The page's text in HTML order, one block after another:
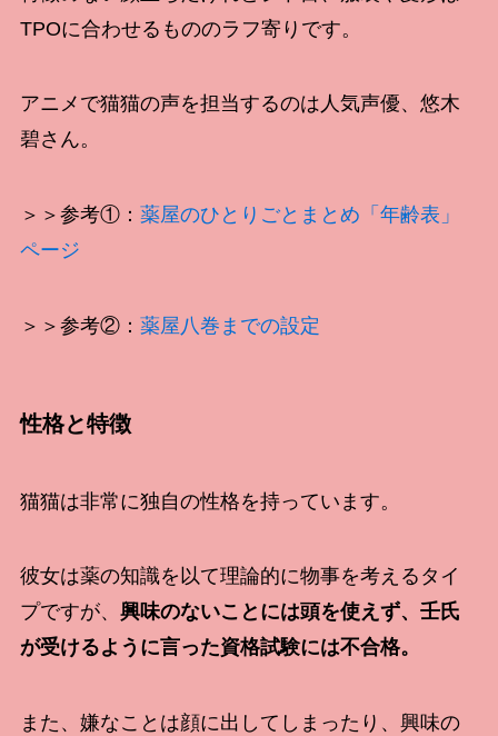
TPOに合わせるもののラフ寄りです。
アニメで猫猫の声を担当するのは人気声優、悠木
碧さん。
＞＞参考①： 薬屋のひとりごとまとめ「年齢表」
ページ
＞＞参考②： 薬屋八巻までの設定
性格と特徴
猫猫は非常に独自の性格を持っています。
彼女は薬の知識を以て理論的に物事を考えるタイ
プですが、 興味のないことには頭を使えず、壬氏
が受けるように言った資格試験には不合格。
また、嫌なことは顔に出してしまったり、興味の